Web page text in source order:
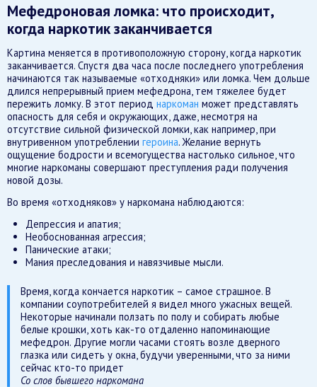
Мефедроновая ломка: что происходит,
когда наркотик заканчивается
Картина меняется в противоположную сторону, когда наркотик
заканчивается. Спустя два часа после последнего употребления
начинаются так называемые «отходняки» или ломка. Чем дольше
длился непрерывный прием мефедрона, тем тяжелее будет
пережить ломку. В этот период наркоман может представлять
опасность для себя и окружающих, даже, несмотря на
отсутствие сильной физической ломки, как например, при
внутривенном употреблении героина. Желание вернуть
ощущение бодрости и всемогущества настолько сильное, что
многие наркоманы совершают преступления ради получения
новой дозы.
Во время «отходняков» у наркомана наблюдаются:
Депрессия и апатия;
Необоснованная агрессия;
Панические атаки;
Мания преследования и навязчивые мысли.
Время, когда кончается наркотик – самое страшное. В
компании соупотребителей я видел много ужасных вещей.
Некоторые начинали ползать по полу и собирать любые
белые крошки, хоть как-то отдаленно напоминающие
мефедрон. Другие могли часами стоять возле дверного
глазка или сидеть у окна, будучи уверенными, что за ними
сейчас кто-то придет
Со слов бывшего наркомана